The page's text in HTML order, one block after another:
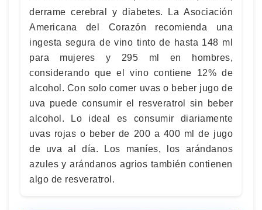
derrame cerebral y diabetes. La Asociación
Americana del Corazón recomienda una
ingesta segura de vino tinto de hasta 148 ml
para mujeres y 295 ml en hombres,
considerando que el vino contiene 12% de
alcohol. Con solo comer uvas o beber jugo de
uva puede consumir el resveratrol sin beber
alcohol. Lo ideal es consumir diariamente
uvas rojas o beber de 200 a 400 ml de jugo
de uva al día. Los maníes, los arándanos
azules y arándanos agrios también contienen
algo de resveratrol.